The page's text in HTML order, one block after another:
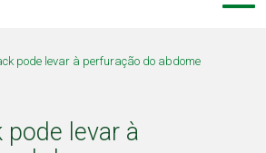
pode levar à perfuração do abdome
pode levar à